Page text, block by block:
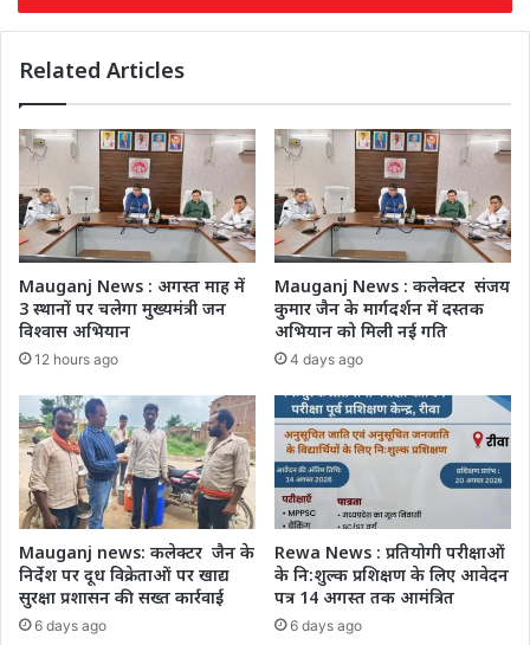
Related Articles
Mauganj News : अगस्त माह में
3 स्थानों पर चलेगा मुख्यमंत्री जन
विश्वास अभियान
12 hours ago
Mauganj News : कलेक्टर संजय
कुमार जैन के मार्गदर्शन में दस्तक
अभियान को मिली नई गति
4 days ago
Mauganj news: कलेक्टर जैन के
निर्देश पर दूध विक्रेताओं पर खाद्य
सुरक्षा प्रशासन की सख्त कार्रवाई
6 days ago
Rewa News : प्रतियोगी परीक्षाओं
के नि:शुल्क प्रशिक्षण के लिए आवेदन
पत्र 14 अगस्त तक आमंत्रित
6 days ago